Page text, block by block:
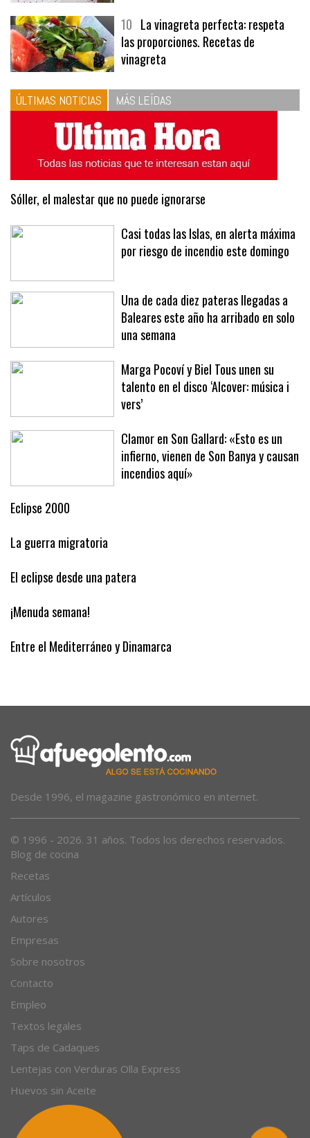
10 La vinagreta perfecta: respeta
las proporciones. Recetas de
vinagreta
ÚLTIMAS NOTICIAS MÁS LEÍDAS
Sóller, el malestar que no puede ignorarse
Casi todas las Islas, en alerta máxima
por riesgo de incendio este domingo
Una de cada diez pateras llegadas a
Baleares este año ha arribado en solo
una semana
Marga Pocoví y Biel Tous unen su
talento en el disco ‘Alcover: música i
vers’
Clamor en Son Gallard: «Esto es un
infierno, vienen de Son Banya y causan
incendios aquí»
Eclipse 2000
La guerra migratoria
El eclipse desde una patera
¡Menuda semana!
Entre el Mediterráneo y Dinamarca
Desde 1996, el magazine gastronómico en internet.
© 1996 - 2026. 31 años. Todos los derechos reservados.
Blog de cocina
Recetas
Artículos
Autores
Empresas
Sobre nosotros
Contacto
Empleo
Textos legales
Taps de Cadaques
Lentejas con Verduras Olla Express
Huevos sin Aceite